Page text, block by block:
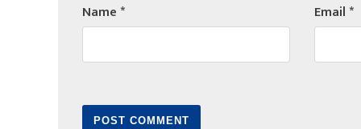
Name* Email*